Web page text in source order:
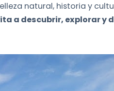
natural, historia y
a descubrir, explorar y